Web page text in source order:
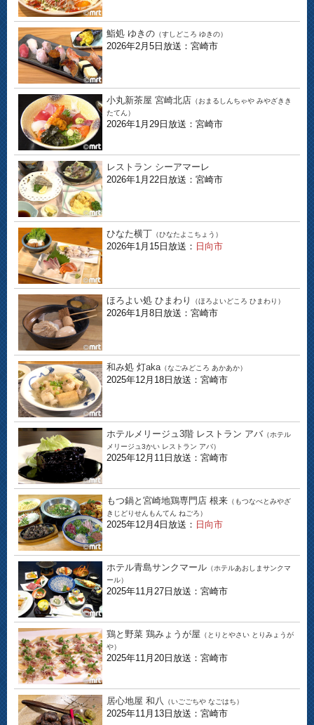
鮨処 ゆきの （すしどころ ゆきの）
2026年2月5日放送：宮崎市
小丸新茶屋 宮崎北店 （おまるしんちゃや みやざきき
たてん）
2026年1月29日放送：宮崎市
レストラン シーアマーレ
2026年1月22日放送：宮崎市
ひなた横丁 （ひなたよこちょう）
2026年1月15日放送： 日向市
ほろよい処 ひまわり （ほろよいどころ ひまわり）
2026年1月8日放送：宮崎市
和み処 灯aka （なごみどころ あかあか）
2025年12月18日放送：宮崎市
ホテルメリージュ3階 レストラン アバ （ホテル
メリージュ3かい レストラン アバ）
2025年12月11日放送：宮崎市
もつ鍋と宮崎地鶏専門店 根来 （もつなべとみやざ
きじどりせんもんてん ねごろ）
2025年12月4日放送： 日向市
ホテル青島サンクマール （ホテルあおしまサンクマ
ール）
2025年11月27日放送：宮崎市
鶏と野菜 鶏みょうが屋 （とりとやさい とりみょうが
や）
2025年11月20日放送：宮崎市
居心地屋 和八 （いごごちや なごはち）
2025年11月13日放送：宮崎市